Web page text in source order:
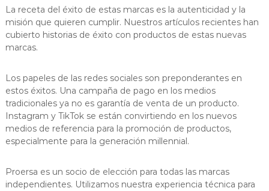
La receta del éxito de estas marcas es la autenticidad y la
misión que quieren cumplir. Nuestros artículos recientes han
cubierto historias de éxito con productos de estas nuevas
marcas.
Los papeles de las redes sociales son preponderantes en
estos éxitos. Una campaña de pago en los medios
tradicionales ya no es garantía de venta de un producto.
Instagram y TikTok se están convirtiendo en los nuevos
medios de referencia para la promoción de productos,
especialmente para la generación millennial.
Proersa es un socio de elección para todas las marcas
independientes. Utilizamos nuestra experiencia técnica para